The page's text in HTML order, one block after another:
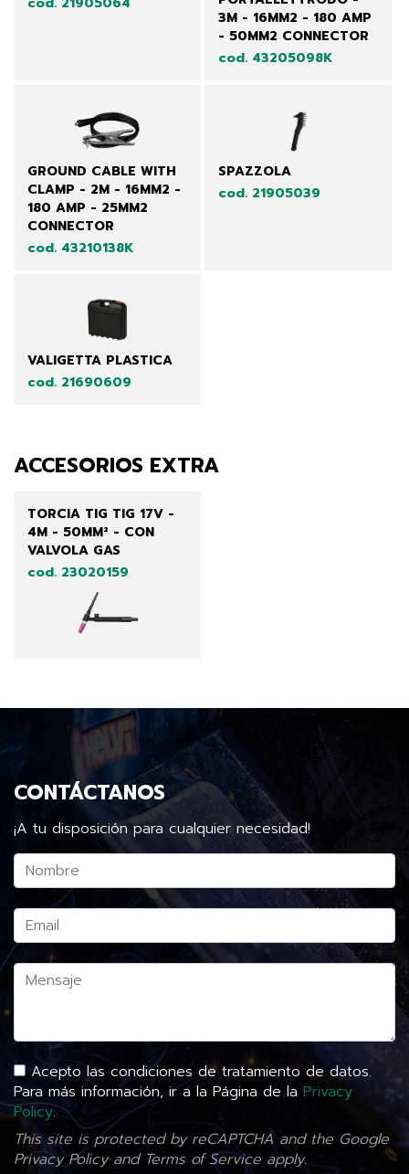
3M - 16MM2 - 180 AMP
- 50MM2 CONNECTOR
cod. 43205098K
GROUND CABLE WITH
CLAMP - 2M - 16MM2 -
180 AMP - 25MM2
CONNECTOR
cod. 43210138K
SPAZZOLA
cod. 21905039
VALIGETTA PLASTICA
cod. 21690609
ACCESORIOS EXTRA
TORCIA TIG TIG 17V -
4M - 50MM² - CON
VALVOLA GAS
cod. 23020159
CONTÁCTANOS
¡A tu disposición para cualquier necesidad!
Acepto las condiciones de tratamiento de datos.
Para más información, ir a la Página de la Privacy
Policy.
This site is protected by reCAPTCHA and the Google
Privacy Policyand Terms of Service apply.